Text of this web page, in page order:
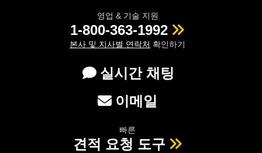
영업 & 기술 지원
1-800-363-1992
본사 및 지사별 연락처 확인하기
실시간 채팅
이메일
빠른
견적 요청 도구